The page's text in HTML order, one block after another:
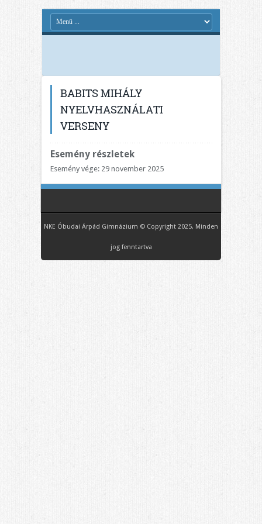
BABITS MIHÁLY
NYELVHASZNÁLATI
VERSENY
Esemény részletek
Esemény vége: 29 november 2025
NKE Óbudai Árpád Gimnázium © Copyright 2025, Minden
jog fenntartva